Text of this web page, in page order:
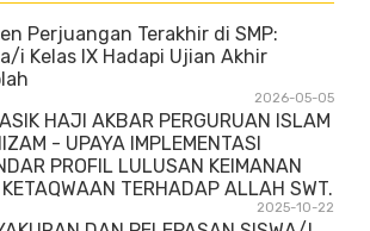
Perjuangan Terakhir di SMP:
i Kelas IX Hadapi Ujian Akhir
2026-05-05
HAJI AKBAR PERGURUAN ISLAM
- UPAYA IMPLEMENTASI
PROFIL LULUSAN KEIMANAN
TERHADAP ALLAH SWT.
2025-10-22